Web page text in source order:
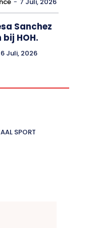
- 7 Juli, 2026
Sanchez
HOH.
6 Juli, 2026
SPORT